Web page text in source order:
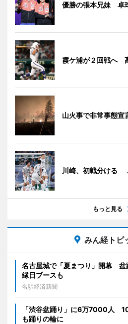
優勝の張本兄妹 卓
霞ケ浦が２回戦へ
山火事で非常事態
川崎、初戦分ける
もっと見る
みん経トピ
名古屋城で「夏まつり」開幕 盆
縁日ブースも
名駅経済新聞
「渋谷盆踊り」に6万7000人
も踊りの輪に